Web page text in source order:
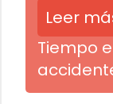
Leer
Tiempo